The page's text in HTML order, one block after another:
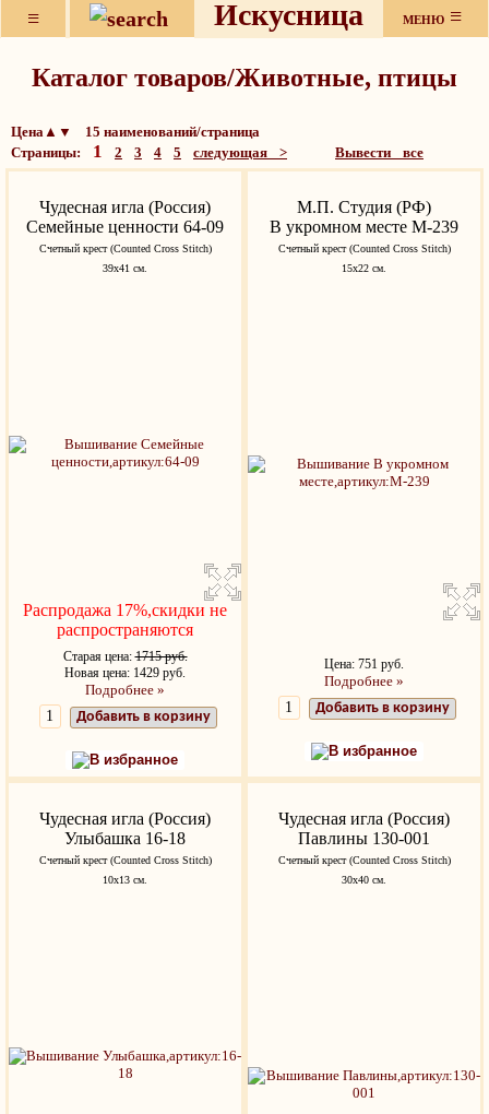
≡ Искусница МЕНЮ ≡
Каталог товаров/Животные, птицы
Цена▲▼ 15 наименований/страница
Страницы: 1 2 3 4 5 следующая > Вывести все
Чудесная игла (Россия)
Семейные ценности 64-09
Счетный крест (Counted Cross Stitch)
39х41 см.
Распродажа 17%,скидки не
распространяются
Старая цена:1715 руб.
Новая цена: 1429 руб.
Подробнее »
Добавить в корзину
В избранное
М.П. Студия (РФ)
В укромном месте М-239
Счетный крест (Counted Cross Stitch)
15х22 см.
Цена: 751 руб.
Подробнее »
Добавить в корзину
В избранное
Чудесная игла (Россия)
Улыбашка 16-18
Счетный крест (Counted Cross Stitch)
10х13 см.
Чудесная игла (Россия)
Павлины 130-001
Счетный крест (Counted Cross Stitch)
30х40 см.